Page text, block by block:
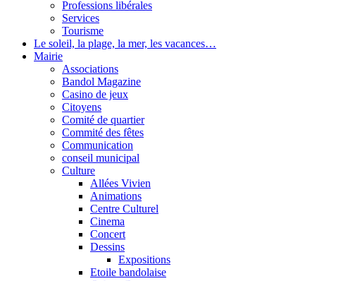
Professions libérales
Services
Tourisme
Le soleil, la plage, la mer, les vacances…
Mairie
Associations
Bandol Magazine
Casino de jeux
Citoyens
Comité de quartier
Commité des fêtes
Communication
conseil municipal
Culture
Allées Vivien
Animations
Centre Culturel
Cinema
Concert
Dessins
Expositions
Etoile bandolaise